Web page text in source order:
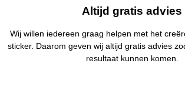
Altijd gratis advies
Wij willen iedereen graag helpen met het
sticker. Daarom geven wij altijd gratis advies
resultaat kunnen komen.